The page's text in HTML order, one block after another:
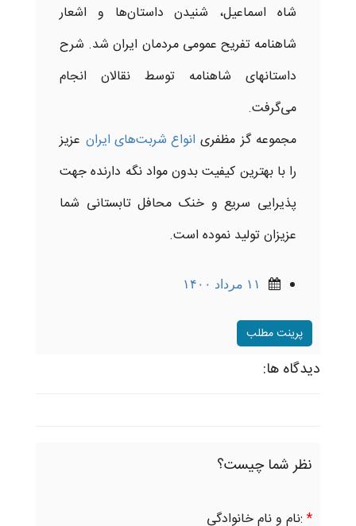
شاه اسماعیل، شنیدن داستان‌ها و اشعار
شاهنامه تفریح عمومی مردمان ایران شد. شرح
داستانهای شاهنامه توسط نقالان انجام
می‌گرفت.
مجموعه گز مظفری انواع شربت‌های ایران عزیز
را با بهترین کیفیت بدون مواد نگه دارنده جهت
پذیرایی سریع و خنک محافل تابستانی شما
عزیزان تولید نموده است.
۱۱ مرداد ۱۴۰۰
پرینت مطلب
دیدگاه ها:
نظر شما چیست؟
* :نام و نام خانوادگی